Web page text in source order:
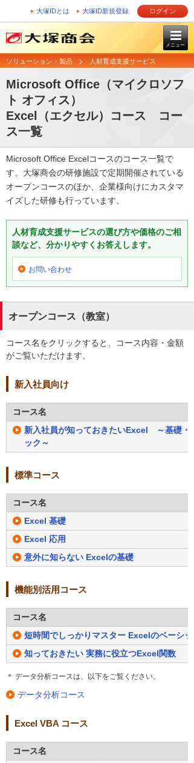
大塚IDとは 大塚ID新規登録 ログイン
メニュー
ソリューション・製品 人材育成支援サービス
Microsoft Office（マイクロソフ
ト オフィス）
Excel（エクセル）コース コー
ス一覧
Microsoft Office Excelコースのコース一覧で
す。大塚商会の研修施設で定期開催されている
オープンコースのほか、企業様向けにカスタマ
イズした研修も行っています。
人材育成支援サービスの選び方や価格のご相
談など、分かりやすくお答えします。
お問い合わせ
オープンコース（教室）
コース名をクリックすると、コース内容・金額
がご覧いただけます。
新入社員向け
コース名
新入社員が知っておきたいExcel ～基礎・
ック～
標準コース
コース名
Excel 基礎
Excel 応用
意外に知らない Excelの基礎
機能別活用コース
コース名
短時間でしっかりマスター Excelのベーシ
知っておきたい 実務に役立つExcel関数
＊ データ分析コースは、以下をご覧ください。
データ分析コース
Excel VBA コース
コース名